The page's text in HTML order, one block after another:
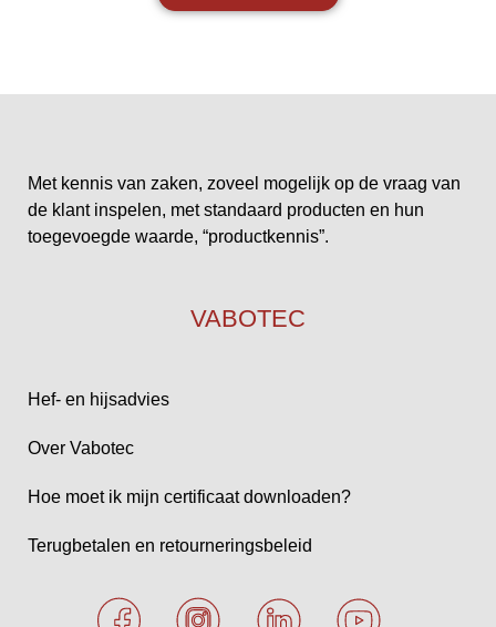
Met kennis van zaken, zoveel mogelijk op de vraag van
de klant inspelen, met standaard producten en hun
toegevoegde waarde, “productkennis”.
VABOTEC
Hef- en hijsadvies
Over Vabotec
Hoe moet ik mijn certificaat downloaden?
Terugbetalen en retourneringsbeleid